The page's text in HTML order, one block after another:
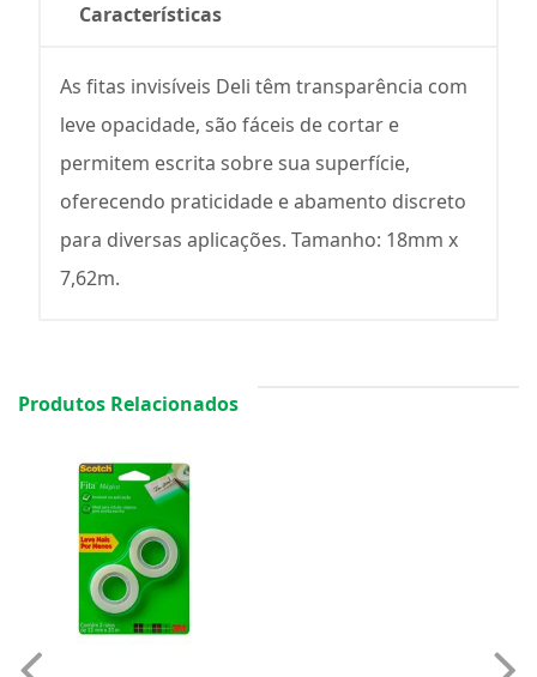
Características
As fitas invisíveis Deli têm transparência com
leve opacidade, são fáceis de cortar e
permitem escrita sobre sua superfície,
oferecendo praticidade e abamento discreto
para diversas aplicações. Tamanho: 18mm x
7,62m.
Produtos Relacionados